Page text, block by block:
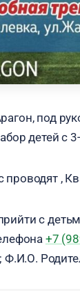
под
детей c
,
с
+7
Ф.И.О.